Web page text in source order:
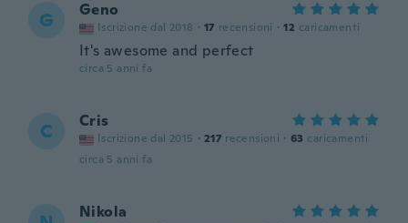
G Geno
Iscrizione dal 2018 · 17 recensioni · 12 caricamenti
It's awesome and perfect
circa 5 anni fa
C Cris
Iscrizione dal 2015 · 217 recensioni · 63 caricamenti
circa 5 anni fa
Nikola